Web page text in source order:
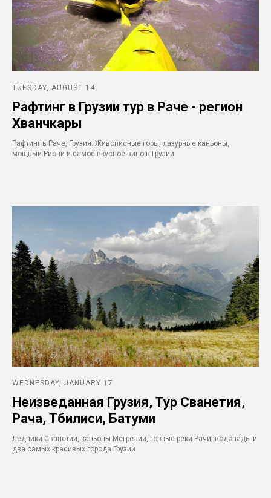
TUESDAY, AUGUST 14
Рафтинг в Грузии тур в Раче - регион
Хванчкары
Рафтинг в Раче, Грузия. Живописные горы, лазурные каньоны,
мощный Риони и самое вкусное вино в Грузии
WEDNESDAY, JANUARY 17
Неизведанная Грузия, Тур Сванетия,
Рача, Тбилиси, Батуми
Ледники Сванетии, каньоны Мегрелии, горные реки Рачи, водопады и
два самых красивых города Грузии